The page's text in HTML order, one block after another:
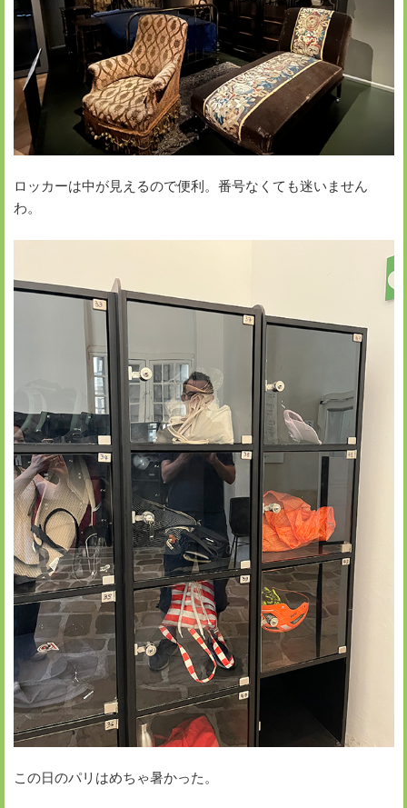
ロッカーは中が見えるので便利。番号なくても迷いません
わ。
この日のパリはめちゃ暑かった。